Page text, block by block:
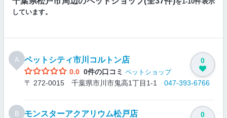
しています。
A ペットシティ市川コルトン店
0.0 0件の口コミ ペットショップ
〒 272-0015 千葉県市川市鬼高1丁目1-1 047-393-6766
0
B モンスターアクアリウム松戸店 0